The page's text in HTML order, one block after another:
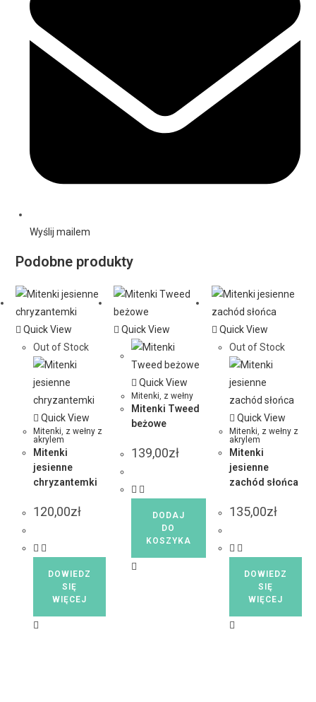
Wyślij mailem
Podobne produkty
Quick View
Out of Stock
Quick View
Mitenki, z wełny z
akrylem
Mitenki
jesienne
chryzantemki
120,00zł
DOWIEDZ
SIĘ
WIĘCEJ
Quick View
Quick View
Mitenki, z wełny
Mitenki Tweed
beżowe
139,00zł
DODAJ
DO
KOSZYKA
Quick View
Out of Stock
Quick View
Mitenki, z wełny z
akrylem
Mitenki
jesienne
zachód słońca
135,00zł
DOWIEDZ
SIĘ
WIĘCEJ